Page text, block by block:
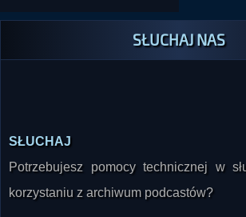
SŁUCHAJ NAS
SŁUCHAJ
Potrzebujesz pomocy technicznej w
korzystaniu z archiwum podcastów?